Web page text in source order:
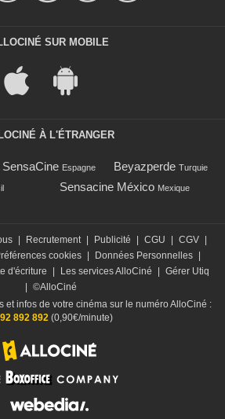
SUR MOBILE
À L'ÉTRANGER
SensaCine Espagne Beyazperde Turquie
Sensacine México Mexique
Recrutement Publicité CGU CGV
cookies Données Personnelles
d'écriture Les services AlloCiné
Gérer Utiq
©AlloCiné
et infos de votre cinéma sur le numéro AlloCiné :
892 892(0,90€/minute)